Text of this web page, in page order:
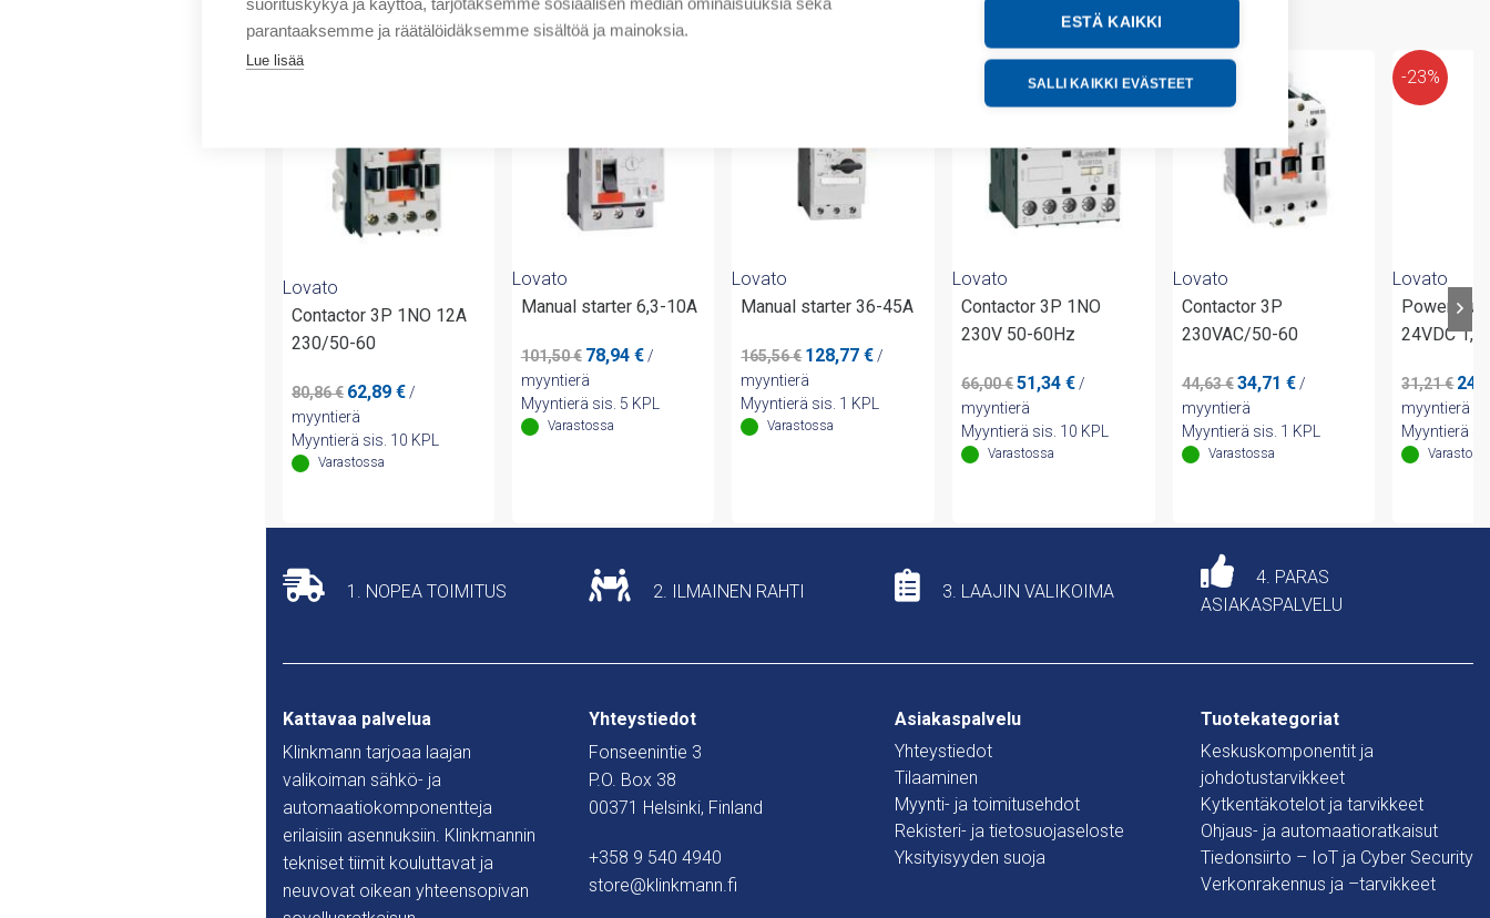
parantaaksemme ja räätälöidäksemme sisältöä ja mainoksia.
Lue lisää
ESTÄ KAIKKI
SALLI KAIKKI EVÄSTEET
Tuotteita samalta valmistajalta
Lovato
Contactor 3P 1NO 12A
230/50-60
80,86€ Alkuperäinen
hinta
oli:
80,86 €.
62,89 €Nykyinen
on:
/
myyntierä
Myyntierä sis. 10 KPL
Varastossa
Lovato
Manual starter 6,3-10A
101,50€ Alkuperäinen
hinta
oli:
101,50 €.
78,94 €Nykyinen
on:
/
myyntierä
Myyntierä sis. 5 KPL
Varastossa
Lovato
Manual starter 36-45A
165,56€ Alkuperäinen
hinta
oli:
165,56 €.
128,77€Nykyinen
on:
/
myyntierä
Myyntierä sis. 1 KPL
Varastossa
Lovato
Contactor 3P 1NO
230V 50-60Hz
66,00€Alkuperäinen
hinta
oli:
66,00 €.
51,34€Nykyinen
on:
/
myyntierä
Myyntierä sis. 10 KPL
Varastossa
-23%
Lovato
Contactor 3P
230VAC/50-60
44,63€ Alkuperäinen
hinta
oli:
44,63 €.
34,71 €Nykyinen
on:
/
myyntierä
Myyntierä sis. 1 KPL
Varastossa
-23%
Lovato
Power
24VDC
31,21€
hinta
oli:
myyntierä
Myyntierä
1. NOPEA TOIMITUS 2. ILMAINEN RAHTI 3. LAAJIN VALIKOIMA
4. PARAS
ASIAKASPALVELU
Kattavaa palvelua
Klinkmann tarjoaa laajan
valikoiman sähkö- ja
automaatiokomponentteja
erilaisiin asennuksiin. Klinkmannin
tekniset tiimit kouluttavat ja
neuvovat oikean yhteensopivan
Yhteystiedot
Fonseenintie 3
P.O. Box 38
00371 Helsinki, Finland
+358 9 540 4940
store@klinkmann.fi
Asiakaspalvelu
Yhteystiedot
Tilaaminen
Myynti- ja toimitusehdot
Rekisteri- ja tietosuojaseloste
Yksityisyyden suoja
Tuotekategoriat
Keskuskomponentit ja
johdotustarvikkeet
Kytkentäkotelot ja tarvikkeet
Ohjaus- ja automaatioratkaisut
Tiedonsiirto – IoT ja Cyber Security
Verkonrakennus ja –tarvikkeet